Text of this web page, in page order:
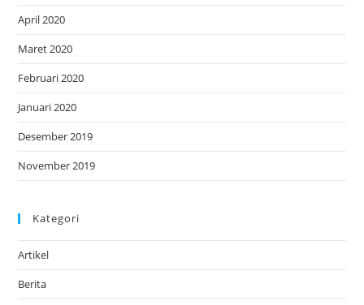
April 2020
Maret 2020
Februari 2020
Januari 2020
Desember 2019
November 2019
Kategori
Artikel
Berita